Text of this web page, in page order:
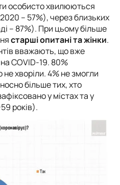
особисто хвилюються
– 57%), через близьких
– 87%). При цьому більше
старші опитані та жінки.
вважають, що вже
COVID-19. 80%
хворіли. 4% не змогли
більше тих, хто
у містах та у
років).